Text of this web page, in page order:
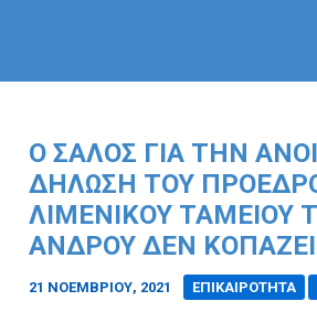
Ο ΣΑΛΟΣ ΓΙΑ ΤΗΝ
ΔΗΛΩΣΗ ΤΟΥ
ΛΙΜΕΝΙΚΟΥ ΤΑΜΕΙΟΥ
ΑΝΔΡΟΥ ΔΕΝ ΚΟΠΆΖΕΙ
21 ΝΟΕΜΒΡΊΟΥ, 2021 ΕΠΙΚΑΙΡΟΤΗΤΑ